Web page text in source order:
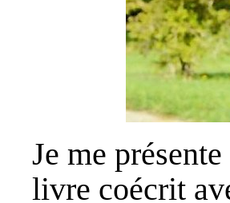
Je me
livre coécrit